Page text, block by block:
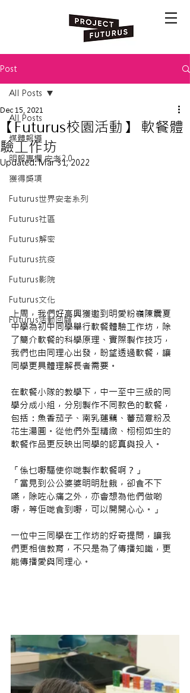
Post
All Posts
媒體報導
明報專欄 安老2.0
獲得獎項
Futurus世界安老系列
Futurus社區
Futurus解密
Futurus抗疫
Futurus影院
Futurus文化
Futurus活動回顧
All Posts
【Futurus校園活動】 軟餐體
驗工作坊
Dec 15, 2021
Updated:Mar 31, 2022
上周，我們好高興獲邀到明愛粉嶺陳震夏
中學為初中同學舉行軟餐體驗工作坊，除
了簡介軟餐的科學原理、實際製作技巧，
我們也由同理心出發，盼望透過軟餐，讓
同學更具體理解長者需要。
在軟餐小隊的教學下，中一至中三級的同
學分成小組，分別製作不同款色的軟餐，
包括：魚香茄子、南乳蓮藕、蕃茄意粉及
花生湯圓。從他們外型精緻、栩栩如生的
軟餐作品更反映出同學的認真與投入。
「係乜嘢驅使你哋製作軟餐啊？」
「當見到公公婆婆明明肚餓，卻食不下
嚥，除咗心痛之外，亦會想為他們做啲
嘢，等佢哋食到嘢，可以開開心心。」
一位中三同學在工作坊的好奇提問，讓我
們更相信教育，不只是為了傳播知識，更
能傳播愛與同理心。